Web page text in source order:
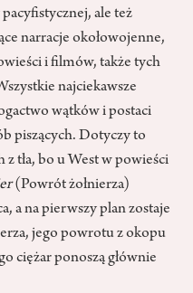
ale też
narracje okołowojenne,
i filmów, także tych
najciekawsze
wątków i postaci
piszących. Dotyczy to
tła, bo u West w powieści
(Powrót żołnierza)
a na pierwszy plan zostaje
jego powrotu z okopu
ciężar ponoszą głównie